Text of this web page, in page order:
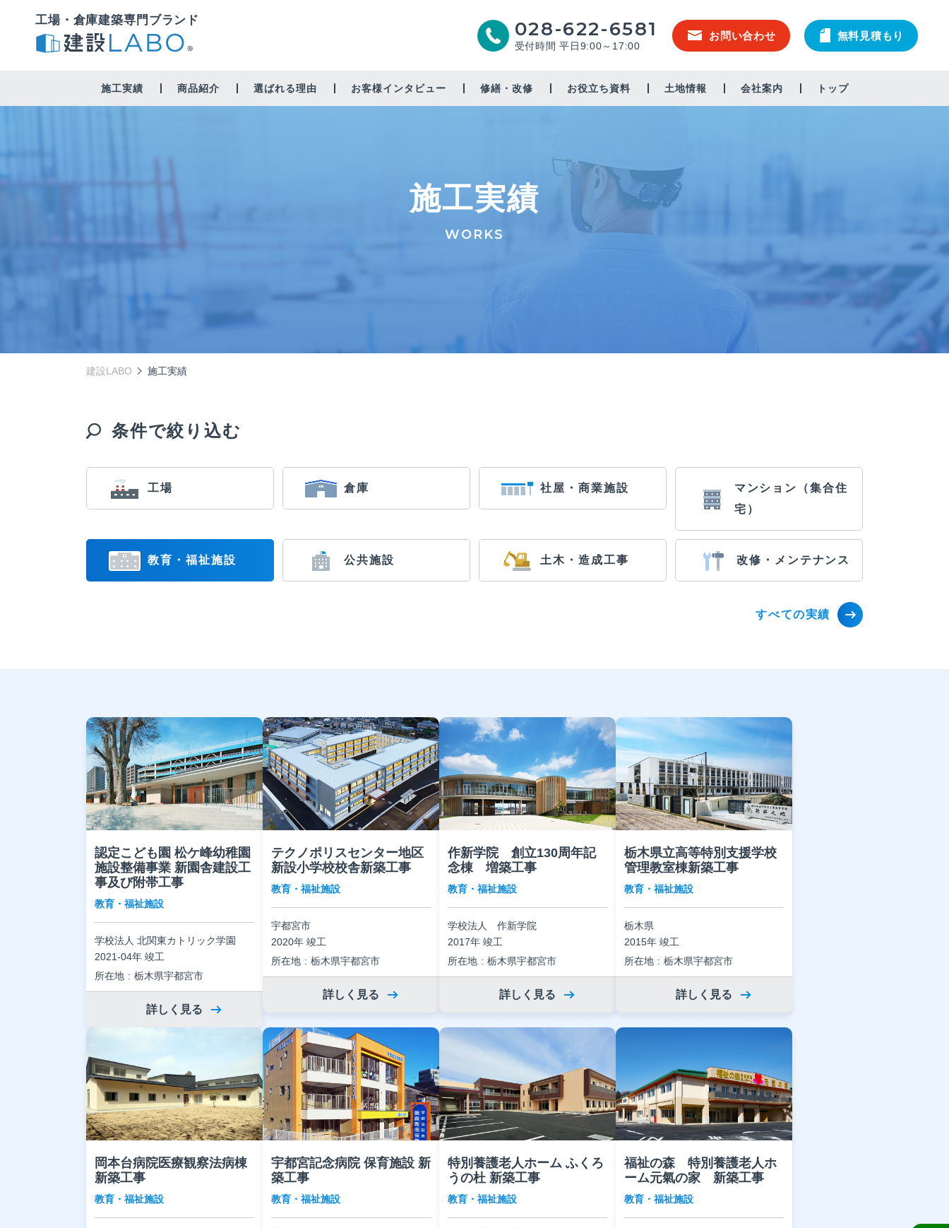
工場・倉庫建築専門ブランド 028-622-6581
受付時間 平日9:00～17:00
お問い合わせ 無料見積もり
施工実績 商品紹介 選ばれる理由 お客様インタビュー 修繕・改修
省エネ
耐震補強
お役立ち資料 土地情報 会社案内 トップ
施工実績
WORKS
建設LABO 施工実績
条件で絞り込む
工場 倉庫 社屋・商業施設
マンション（集合住
宅）
教育・福祉施設 公共施設 土木・造成工事 改修・メンテナンス
すべての実績
認定こども園 松ケ峰幼稚園
施設整備事業 新園舎建設工
事及び附帯工事
教育・福祉施設
学校法人 北関東カトリック学園
2021-04年 竣工
所在地
栃木県宇都宮市
詳しく見る
テクノポリスセンター地区
新設小学校校舎新築工事
教育・福祉施設
宇都宮市
2020年 竣工
所在地
栃木県宇都宮市
詳しく見る
作新学院 創立130周年記
念棟 増築工事
教育・福祉施設
学校法人 作新学院
2017年 竣工
所在地
栃木県宇都宮市
詳しく見る
栃木県立高等特別支援学校
管理教室棟新築工事
教育・福祉施設
栃木県
2015年 竣工
所在地
栃木県宇都宮市
詳しく見る
岡本台病院医療観察法病棟
新築工事
教育・福祉施設
宇都宮記念病院 保育施設 新
築工事
教育・福祉施設
特別養護老人ホーム ふくろ
うの杜 新築工事
教育・福祉施設
福祉の森 特別養護老人ホ
ーム元氣の家 新築工事
教育・福祉施設